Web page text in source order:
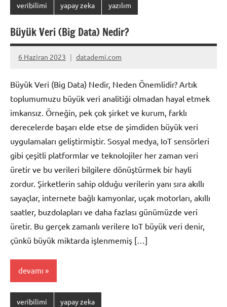
veribilimi yapay zeka yazılım
Büyük Veri (Big Data) Nedir?
6 Haziran 2023 datademi.com
Yorum
Büyük Veri (Big Data) Nedir, Neden Önemlidir? Artık
toplumumuzu büyük veri analitiği olmadan hayal etmek
imkansız. Örneğin, pek çok şirket ve kurum, farklı
derecelerde başarı elde etse de şimdiden büyük veri
uygulamaları geliştirmiştir. Sosyal medya, IoT sensörleri
gibi çeşitli platformlar ve teknolojiler her zaman veri
üretir ve bu verileri bilgilere dönüştürmek bir hayli
zordur. Şirketlerin sahip olduğu verilerin yanı sıra akıllı
sayaçlar, internete bağlı kamyonlar, uçak motorları, akıllı
saatler, buzdolapları ve daha fazlası günümüzde veri
üretir. Bu gerçek zamanlı verilere IoT büyük veri denir,
çünkü büyük miktarda işlenmemiş […]
devamı
veribilimi yapay zeka